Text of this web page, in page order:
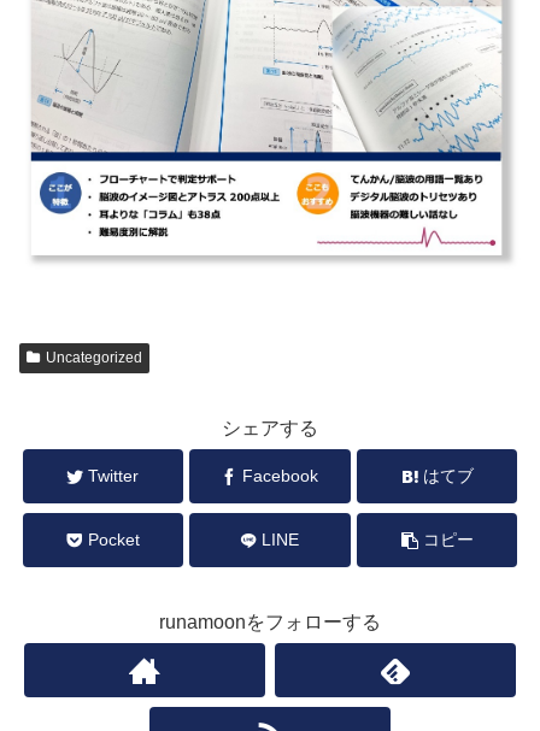
Uncategorized
シェアする
Twitter Facebook はてブ
Pocket LINE コピー
runamoonをフォローする